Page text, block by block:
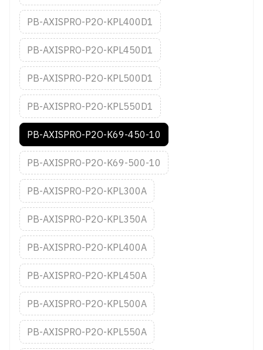
PB-AXISPRO-P2O-KPL400D1
PB-AXISPRO-P2O-KPL450D1
PB-AXISPRO-P2O-KPL500D1
PB-AXISPRO-P2O-KPL550D1
PB-AXISPRO-P2O-K69-450-10
PB-AXISPRO-P2O-K69-500-10
PB-AXISPRO-P2O-KPL300A
PB-AXISPRO-P2O-KPL350A
PB-AXISPRO-P2O-KPL400A
PB-AXISPRO-P2O-KPL450A
PB-AXISPRO-P2O-KPL500A
PB-AXISPRO-P2O-KPL550A